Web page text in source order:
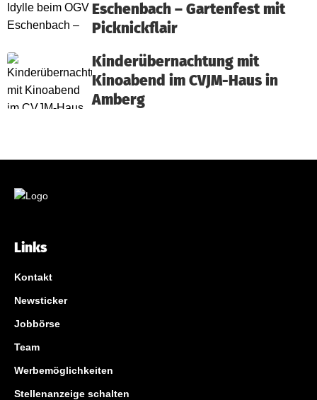
Eschenbach – Gartenfest mit
Picknickflair
Kinderübernachtung mit
Kinoabend im CVJM-Haus in
Amberg
Links
Kontakt
Newsticker
Jobbörse
Team
Werbemöglichkeiten
Stellenanzeige schalten